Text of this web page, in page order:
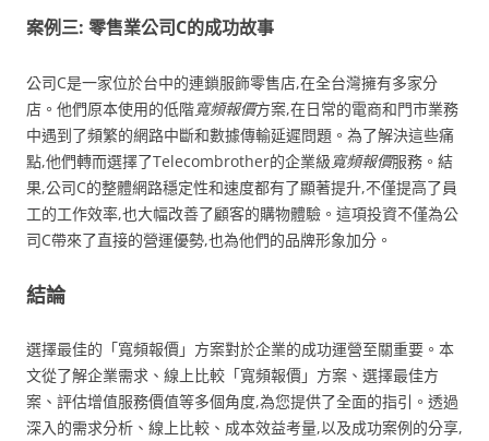
案例三: 零售業公司C的成功故事
公司C是一家位於台中的連鎖服飾零售店,在全台灣擁有多家分
店。他們原本使用的低階寬頻報價方案,在日常的電商和門市業務
中遇到了頻繁的網路中斷和數據傳輸延遲問題。為了解決這些痛
點,他們轉而選擇了Telecombrother的企業級 寬頻報價服務。結
果,公司C的整體網路穩定性和速度都有了顯著提升,不僅提高了員
工的工作效率,也大幅改善了顧客的購物體驗。這項投資不僅為公
司C帶來了直接的營運優勢,也為他們的品牌形象加分。
結論
選擇最佳的「寬頻報價」方案對於企業的成功運營至關重要。本
文從了解企業需求、線上比較「寬頻報價」方案、選擇最佳方
案、評估增值服務價值等多個角度,為您提供了全面的指引。透過
深入的需求分析、線上比較、成本效益考量,以及成功案例的分享,